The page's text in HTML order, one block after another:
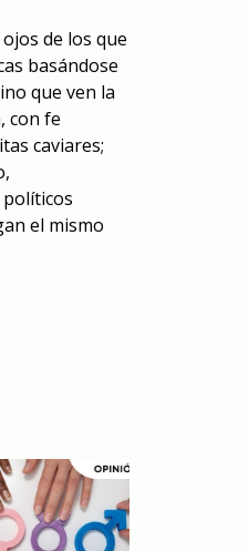
de los que
basándose
que ven la
con fe
caviares;
el mismo